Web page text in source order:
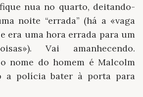
nua no quarto, deitando-
noite “errada” (há a «vaga
era uma hora errada para um
Vai amanhecendo.
nome do homem é Malcolm
a polícia bater à porta para